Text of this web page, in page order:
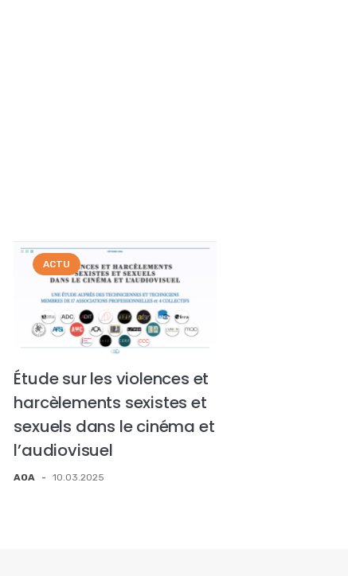
ACTU
Étude sur les violences et
harcèlements sexistes et
sexuels dans le cinéma et
l’audiovisuel
AOA - 10.03.2025